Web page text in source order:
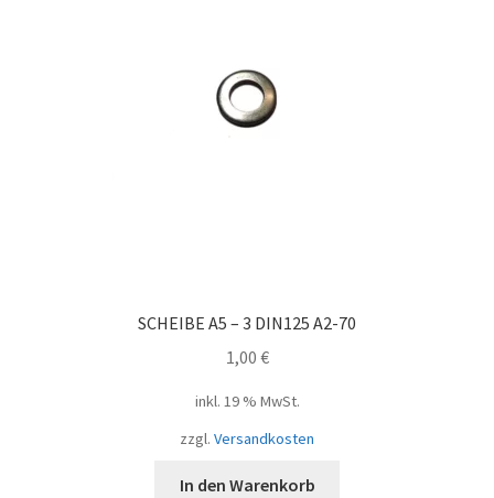
SCHEIBE A5 – 3 DIN125 A2-70
1,00 €
inkl. 19 % MwSt.
zzgl. Versandkosten
In den Warenkorb